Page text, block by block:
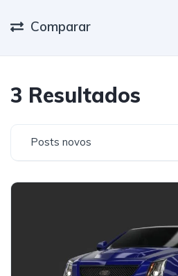
Comparar
3 Resultados
Posts novos